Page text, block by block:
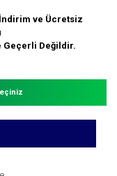
İndirim ve Ücretsiz
Değildir.